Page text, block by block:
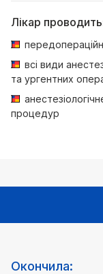
Лікар
всі види
та ургентних
процедур
Окончила: